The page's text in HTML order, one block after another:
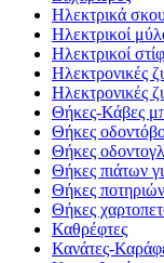
Ηλεκτρικά
Ηλεκτρικοί
Ηλεκτρικοί
Ηλεκτρονικές
Ηλεκτρονικές
Θήκες-Κάβες
Θήκες
Θήκες
Θήκες πιάτων
Θήκες ποτηριών
Θήκες
Καθρέφτες
Κανάτες-